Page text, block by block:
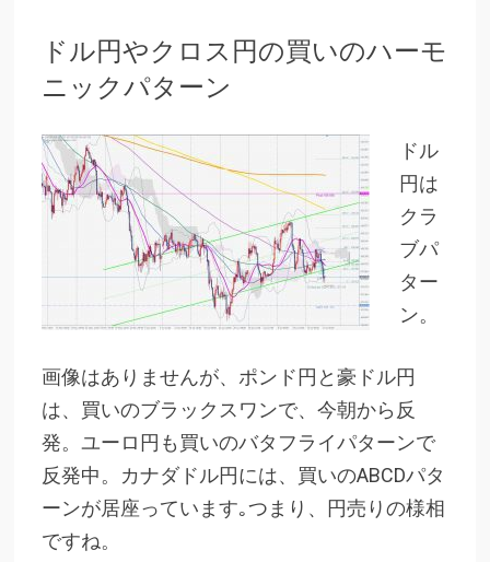
ドル円やクロス円の買いのハーモ
ニックパターン
ドル
円は
クラ
ブパ
ター
ン。
画像はありませんが、ポンド円と豪ドル円
は、買いのブラックスワンで、今朝から反
発。ユーロ円も買いのバタフライパターンで
反発中。カナダドル円には、買いのABCDパタ
ーンが居座っています｡つまり、円売りの様相
ですね。